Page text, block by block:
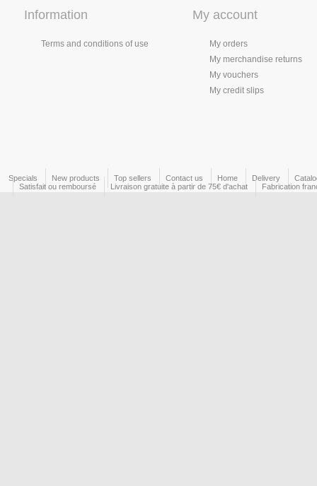
Information
Terms and conditions of use
My account
My orders
My merchandise returns
My vouchers
My credit slips
Specials New products Top sellers Contact us Home Delivery
Satisfait ou remboursé
Livraison gratuite à partir de 75€ d'achat Fabrication